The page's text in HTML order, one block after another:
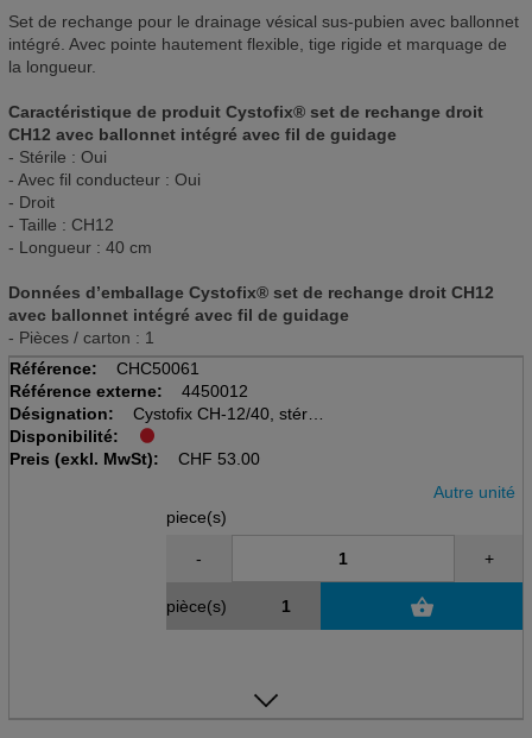
Set de rechange pour le drainage vésical sus-pubien avec ballonnet
intégré. Avec pointe hautement flexible, tige rigide et marquage de
la longueur.
Caractéristique de produit Cystofix® set de rechange droit
CH12 avec ballonnet intégré avec fil de guidage
- Stérile : Oui
- Avec fil conducteur : Oui
- Droit
- Taille : CH12
- Longueur : 40 cm
Données d’emballage Cystofix® set de rechange droit CH12
avec ballonnet intégré avec fil de guidage
- Pièces / carton : 1
Référence:
CHC50061
Référence externe:
4450012
Désignation:
Cystofix CH-12/40, stérile
pointe droite
Disponibilité:
Preis (exkl. MwSt):
CHF 53.00
Autre unité
piece(s)
- +
pièce(s)